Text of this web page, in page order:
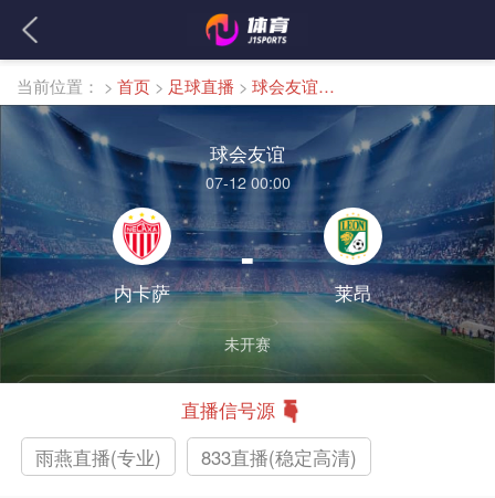
当前位置： > 首页 > 足球直播 > 球会友谊直播
球会友谊
07-12 00:00
内卡萨
-
莱昂
未开赛
直播信号源
雨燕直播(专业)
833直播(稳定高清)